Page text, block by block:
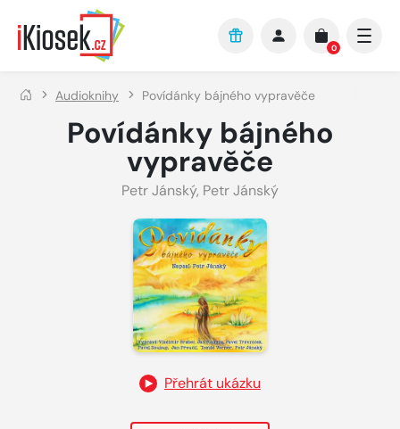
Přejít na hlavní obsah
0
Audioknihy Povídánky bájného vypravěče
Povídánky bájného
vypravěče
Petr Jánský, Petr Jánský
Přehrát ukázku